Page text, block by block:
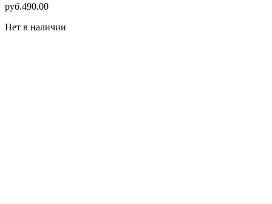
руб.490.00
Нет в наличии